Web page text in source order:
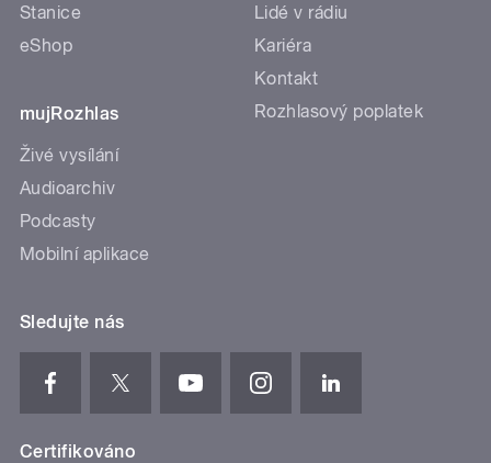
Stanice
eShop
mujRozhlas
Živé vysílání
Audioarchiv
Podcasty
Mobilní aplikace
Lidé v rádiu
Kariéra
Kontakt
Rozhlasový poplatek
Sledujte nás
Certifikováno